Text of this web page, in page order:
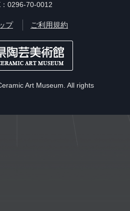
0296-70-0012
プ ご利用規約
Art Museum. All rights